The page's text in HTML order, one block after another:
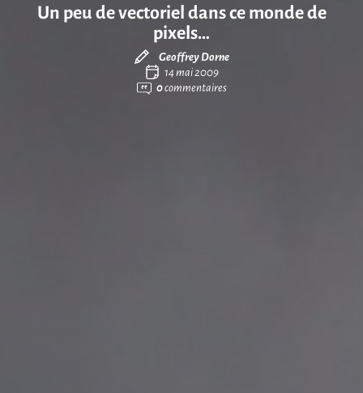
Un peu de vectoriel dans ce monde de
pixels…
Geoffrey Dorne
14 mai 2009
0commentaires